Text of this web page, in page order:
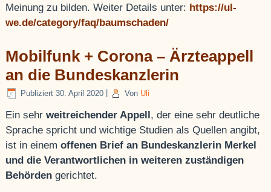
Meinung zu bilden. Weiter Details unter: https://ul-
we.de/category/faq/baumschaden/
Mobilfunk + Corona – Ärzteappell
an die Bundeskanzlerin
Publiziert 30. April 2020 Von Uli
Ein sehrweitreichender Appell , der eine sehr deutliche
Sprache spricht und wichtige Studien als Quellen angibt,
ist in einemoffenen Brief an Bundeskanzlerin Merkel
und die Verantwortlichen in weiteren zuständigen
Behörden gerichtet.